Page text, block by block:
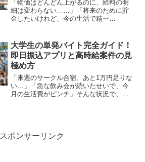
「物価はどんどん上がるのに、給料の明
細は変わらない……」「将来のために貯
金したいけれど、今の生活で精一
いう文字を目にしたことはありません
か？「面接なし」「履歴書不要」「...
大学生の単発バイト完全ガイド！
即日振込アプリと高時給案件の見
極め方
「来週のサークル合宿、あと1万円足りな
い…」「急な飲み会が続いたせいで、今
月の生活費がピンチ」そんな状況で、ス
スポンサーリンク